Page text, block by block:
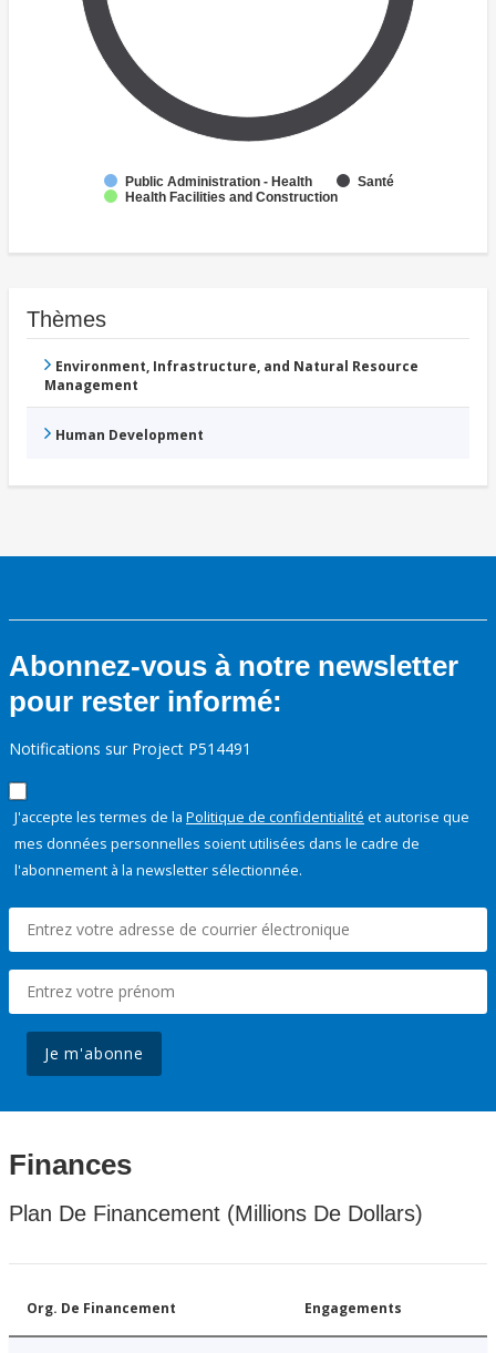
Public Administration - Health
Santé
Health Facilities and Construction
Thèmes
Environment, Infrastructure, and Natural Resource
Management
Human Development
Abonnez-vous à notre newsletter
pour rester informé:
Notifications sur Project P514491
J'accepte les termes de la Politique de confidentialité et autorise que
mes données personnelles soient utilisées dans le cadre de
l'abonnement à la newsletter sélectionnée.
Je m'abonne
Finances
Plan De Financement (Millions De Dollars)
Org. De Financement Engagements